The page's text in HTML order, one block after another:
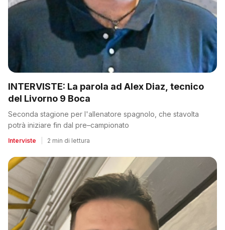
INTERVISTE: La parola ad Alex Diaz, tecnico
del Livorno 9 Boca
Seconda stagione per l'allenatore spagnolo, che stavolta
potrà iniziare fin dal pre–campionato
Interviste 2 min di lettura